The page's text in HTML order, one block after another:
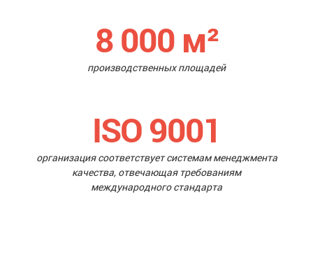
8 000 м²
производственных площадей
ISO 9001
организация соответствует системам менеджмента
качества, отвечающая требованиям
международного стандарта